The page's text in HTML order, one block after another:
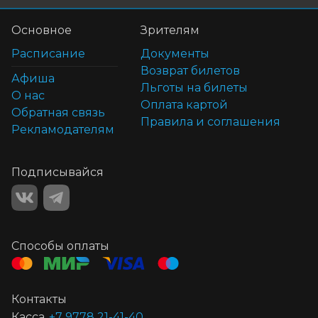
Основное
Расписание
Афиша
О нас
Обратная связь
Рекламодателям
Зрителям
Документы
Возврат билетов
Льготы на билеты
Оплата картой
Правила и соглашения
Подписывайся
Способы оплаты
Контакты